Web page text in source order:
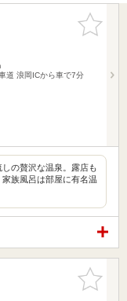
お気に入
りに追加
道 浪岡ICから車で7分
の贅沢な温泉。露店も
族風呂は部屋に有名温
お気に入
りに追加